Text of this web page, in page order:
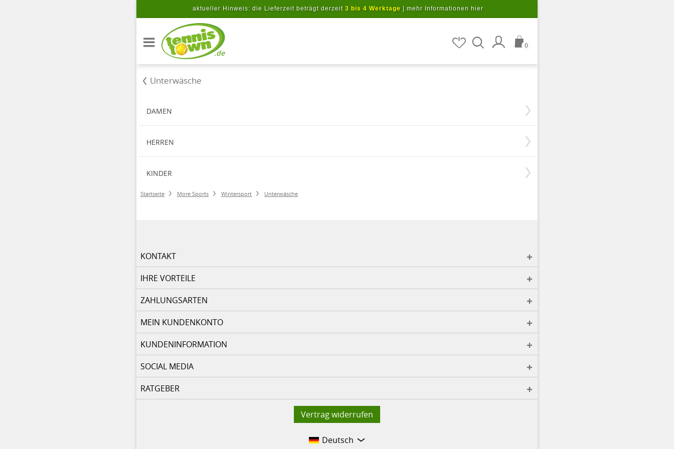
aktueller Hinweis: die Lieferzeit beträgt derzeit 3 bis 4 Werktage mehr Informationen hier
.de
0
Unterwäsche
DAMEN
HERREN
KINDER
Startseite More Sports Wintersport Unterwäsche
KONTAKT
IHRE VORTEILE
ZAHLUNGSARTEN
MEIN KUNDENKONTO
KUNDENINFORMATION
SOCIAL MEDIA
RATGEBER
Vertrag widerrufen
Deutsch